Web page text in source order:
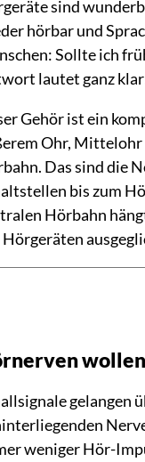
sind
hörbar und
Sollte ich
lautet ganz
Gehör ist ein
Ohr, Mittelohr
Das sind die
bis zum
Hörbahn
gelangen
weniger Hör-